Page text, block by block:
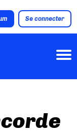
Se connecter